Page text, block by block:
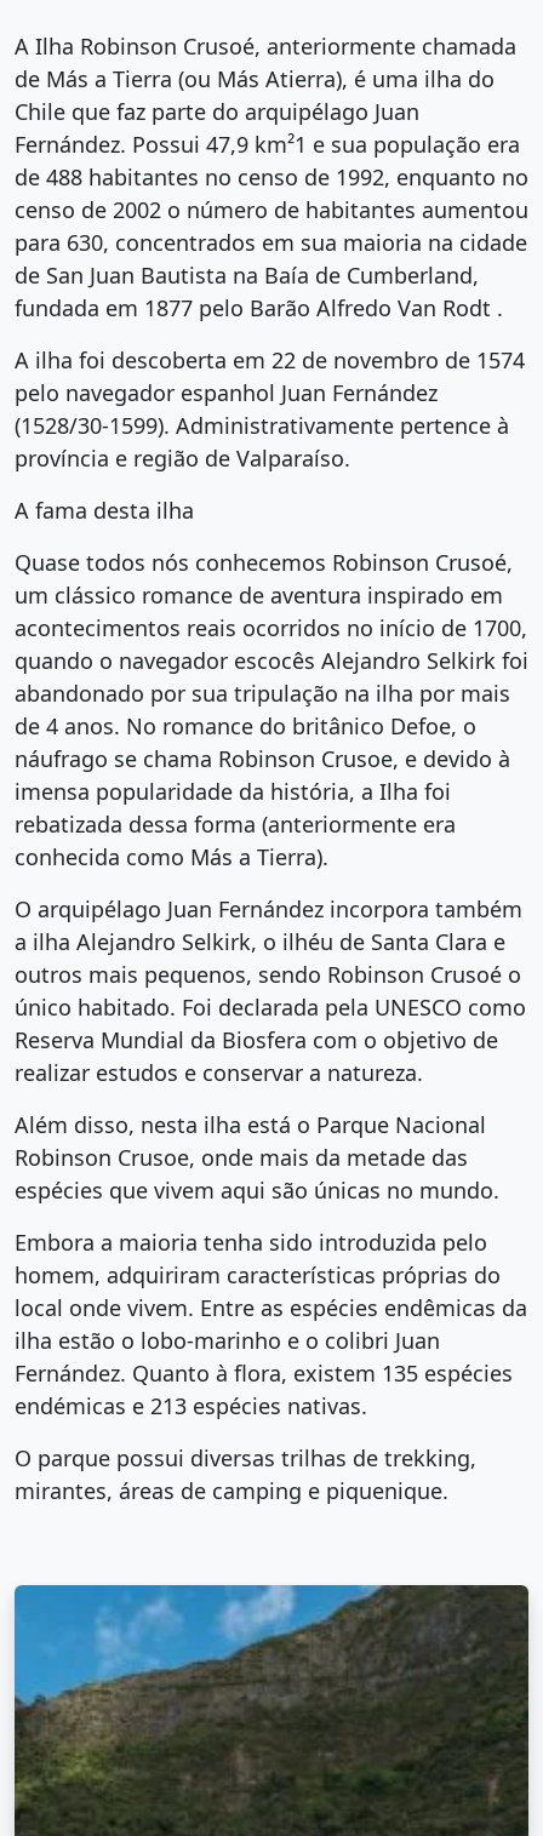
A Ilha Robinson Crusoé, anteriormente chamada
de Más a Tierra (ou Más Atierra), é uma ilha do
Chile que faz parte do arquipélago Juan
Fernández. Possui 47,9 km²1 e sua população era
de 488 habitantes no censo de 1992, enquanto no
censo de 2002 o número de habitantes aumentou
para 630, concentrados em sua maioria na cidade
de San Juan Bautista na Baía de Cumberland,
fundada em 1877 pelo Barão Alfredo Van Rodt .
A ilha foi descoberta em 22 de novembro de 1574
pelo navegador espanhol Juan Fernández
(1528/30-1599). Administrativamente pertence à
província e região de Valparaíso.
A fama desta ilha
Quase todos nós conhecemos Robinson Crusoé,
um clássico romance de aventura inspirado em
acontecimentos reais ocorridos no início de 1700,
quando o navegador escocês Alejandro Selkirk foi
abandonado por sua tripulação na ilha por mais
de 4 anos. No romance do britânico Defoe, o
náufrago se chama Robinson Crusoe, e devido à
imensa popularidade da história, a Ilha foi
rebatizada dessa forma (anteriormente era
conhecida como Más a Tierra).
O arquipélago Juan Fernández incorpora também
a ilha Alejandro Selkirk, o ilhéu de Santa Clara e
outros mais pequenos, sendo Robinson Crusoé o
único habitado. Foi declarada pela UNESCO como
Reserva Mundial da Biosfera com o objetivo de
realizar estudos e conservar a natureza.
Além disso, nesta ilha está o Parque Nacional
Robinson Crusoe, onde mais da metade das
espécies que vivem aqui são únicas no mundo.
Embora a maioria tenha sido introduzida pelo
homem, adquiriram características próprias do
local onde vivem. Entre as espécies endêmicas da
ilha estão o lobo-marinho e o colibri Juan
Fernández. Quanto à flora, existem 135 espécies
endémicas e 213 espécies nativas.
O parque possui diversas trilhas de trekking,
mirantes, áreas de camping e piquenique.